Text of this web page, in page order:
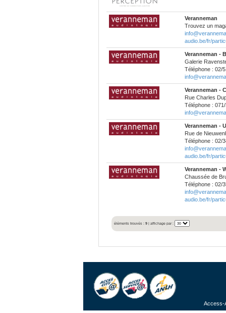
Veranneman
Trouvez un
audio.be/fr/
Veranneman -
Galerie
Téléphone : 02/
Veranneman -
Rue Charles
Téléphone :
Veranneman -
Rue de
Téléphone : 02/
audio.be/fr/
Veranneman -
Chaussée de
Téléphone : 02/
audio.be/fr/
éléments trouvés : 9| affichage par :
Access-